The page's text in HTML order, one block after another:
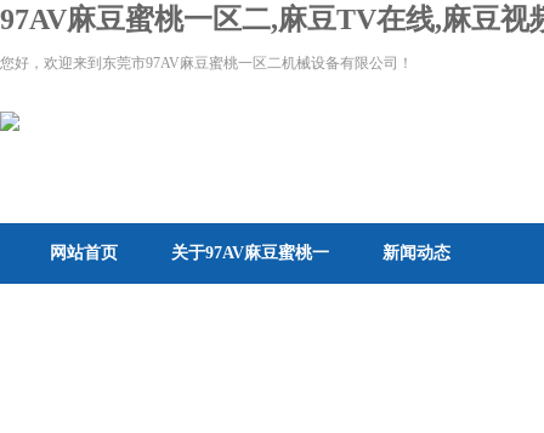
97AV麻豆蜜桃一区二,麻豆TV在线,麻豆
您好，欢迎来到东莞市97AV麻豆蜜桃一区二机械设备有限公司！
网站首页 关于97AV麻豆蜜桃一 新闻动态